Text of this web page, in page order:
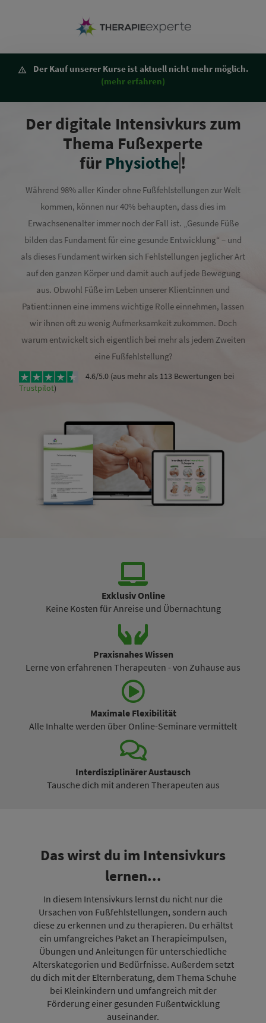
Der Kauf unserer Kurse ist aktuell nicht mehr möglich.
(mehr erfahren)
Der digitale Intensivkurs zum
Thema Fußexperte
fürPhysiotherapi
Während 98% aller Kinder ohne Fußfehlstellungen zur Welt
kommen, können nur 40% behaupten, dass dies im
Erwachsenenalter immer noch der Fall ist. „Gesunde Füße
bilden das Fundament für eine gesunde Entwicklung“ – und
als dieses Fundament wirken sich Fehlstellungen jeglicher Art
auf den ganzen Körper und damit auch auf jede Bewegung
aus. Obwohl Füße im Leben unserer Klient:innen und
Patient:innen eine immens wichtige Rolle einnehmen, lassen
wir ihnen oft zu wenig Aufmerksamkeit zukommen. Doch
warum entwickelt sich eigentlich bei mehr als jedem Zweiten
eine Fußfehlstellung?
4.6/5.0 (aus mehr als 113 Bewertungen bei
Trustpilot)
Exklusiv Online
Keine Kosten für Anreise und Übernachtung
Praxisnahes Wissen
Lerne von erfahrenen Therapeuten - von Zuhause aus
Maximale Flexibilität
Alle Inhalte werden über Online-Seminare vermittelt
Interdisziplinärer Austausch
Tausche dich mit anderen Therapeuten aus
Das wirst du im Intensivkurs
lernen...
In diesem Intensivkurs lernst du nicht nur die
Ursachen von Fußfehlstellungen, sondern auch
diese zu erkennen und zu therapieren. Du erhältst
ein umfangreiches Paket an Therapieimpulsen,
Übungen und Anleitungen für unterschiedliche
Alterskategorien und Bedürfnisse. Außerdem setzt
du dich mit der Elternberatung, dem Thema Schuhe
bei Kleinkindern und umfangreich mit der
Förderung einer gesunden Fußentwicklung
auseinander.